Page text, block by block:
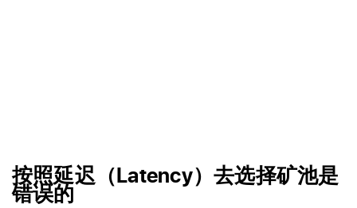
按照延迟（Latency）去选择矿池是
错误的